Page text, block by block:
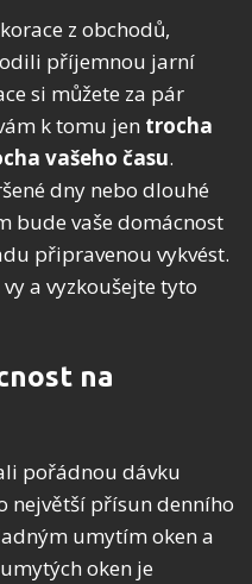
z obchodů,
příjemnou jarní
si můžete za pár
k tomu jen trocha
vašeho času.
dny nebo dlouhé
bude vaše domácnost
připravenou vykvést.
a vyzkoušejte tyto
na
pořádnou dávku
největší přísun denního
umytím oken a
oken je